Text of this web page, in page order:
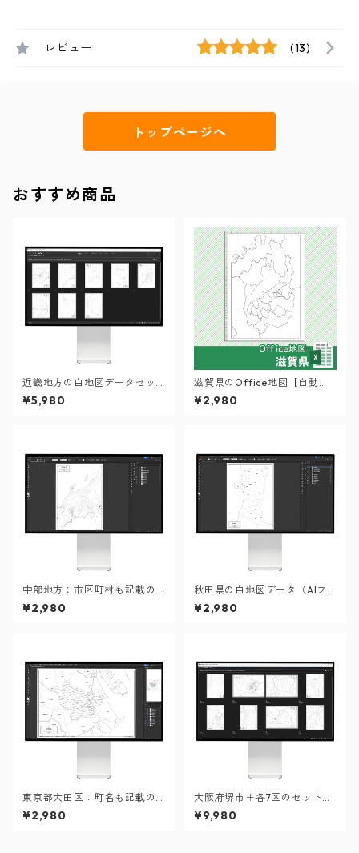
レビュー (13)
トップページへ
おすすめ商品
近畿地方の白地図データセッ
ト
¥5,980
滋賀県のOffice地図【自動色
塗り機能付き】
¥2,980
中部地方：市区町村も記載の
地図データ（PDF・Aiファイ
ル）
¥2,980
秋田県の白地図データ（AIフ
ァイル）
¥2,980
東京都大田区：町名も記載の
地図データ（PDF・Aiファイ
ル）
¥2,980
大阪府堺市＋各7区のセット：
町名も記載の地図データ（PD
F・Aiファイル）
¥9,980